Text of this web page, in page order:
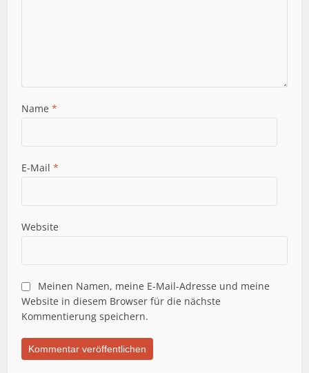
Name*
E-Mail*
Website
Meinen Namen, meine E-Mail-Adresse und meine
Website in diesem Browser für die nächste
Kommentierung speichern.